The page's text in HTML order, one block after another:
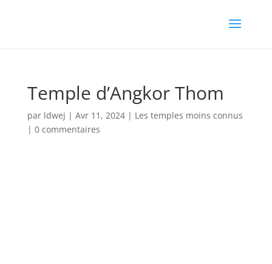
Temple d’Angkor Thom
par ldwej | Avr 11, 2024| Les temples moins connus
| 0 commentaires